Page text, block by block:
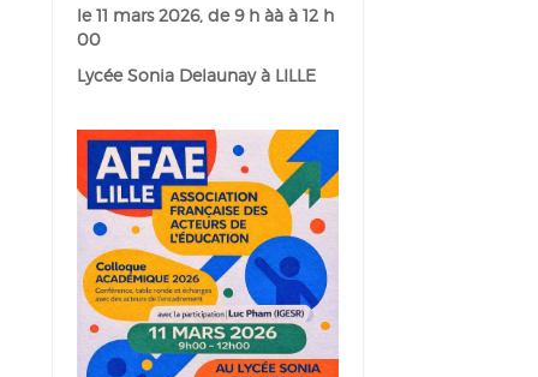
le 11 mars 2026, de 9 h àà à 12 h
00
Lycée Sonia Delaunay à LILLE